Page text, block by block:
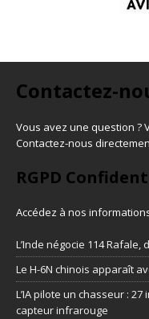
Contactez-
Vous avez une question ?
Contactez-nous
RGPD
Accédez à nos
L’Inde négocie 114
Le H-6N chinois apparaît
L’IA pilote un chasseur :
capteur infrarouge